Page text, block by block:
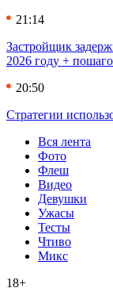
21:14
Застройщик
2026 году +
20:50
Стратегии
Вся лента
Фото
Флеш
Видео
Девушки
Ужасы
Тесты
Чтиво
Микс
18+